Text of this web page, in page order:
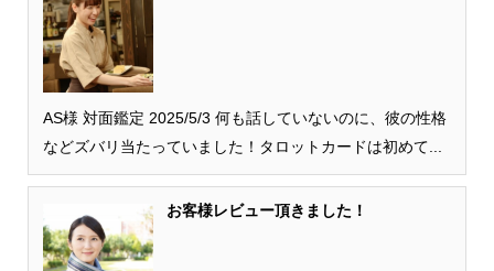
AS様 対面鑑定 2025/5/3 何も話していないのに、彼の性格
などズバリ当たっていました！タロットカードは初めて...
お客様レビュー頂きました！